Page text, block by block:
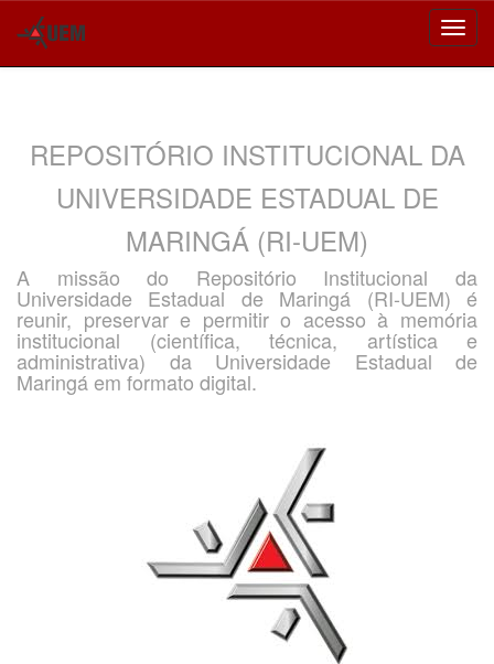
REPOSITÓRIO INSTITUCIONAL DA
UNIVERSIDADE ESTADUAL DE
MARINGÁ (RI-UEM)
A missão do Repositório Institucional da
Universidade Estadual de Maringá (RI-UEM) é
reunir, preservar e permitir o acesso à memória
institucional (científica, técnica, artística e
administrativa) da Universidade Estadual de
Maringá em formato digital.